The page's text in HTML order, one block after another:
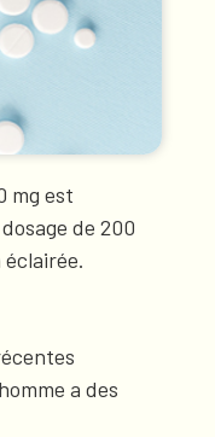
mg est
de 200
a des